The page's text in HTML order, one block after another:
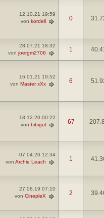
12.10.21 19:59
von kordell 0
28.07.21 18:32
von joergm2706 1
16.01.21 19:52
von Master xXx 6
18.12.20 00:22
von bibigul 67
07.04.20 12:34
von Archie Leach 1
27.08.19 07:10
von CinepleX 2